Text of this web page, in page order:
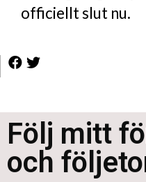
officiellt slut nu.
Följ mitt
och